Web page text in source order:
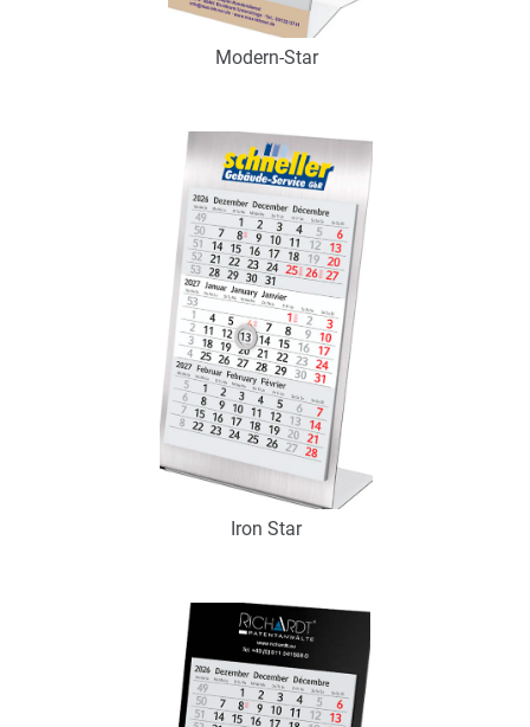
Modern-Star
Art.-Nr.: K53055
Verfügbar
Zum Merkzettel hinzufügen
Iron Star
Art.-Nr.: K53110
Verfügbar
Zum Merkzettel hinzufügen